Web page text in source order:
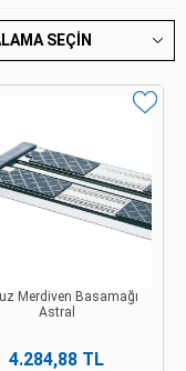
SEÇIN
Merdiven Basamağı
Astral
4.284,88 TL